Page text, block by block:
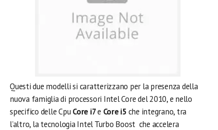
Questi due modelli si caratterizzano per la presenza della
nuova famiglia di processori Intel Core del 2010, e nello
specifico delle CpuCore i7e Core i5 che integrano, tra
l’altro, la tecnologia Intel Turbo Boost che accelera